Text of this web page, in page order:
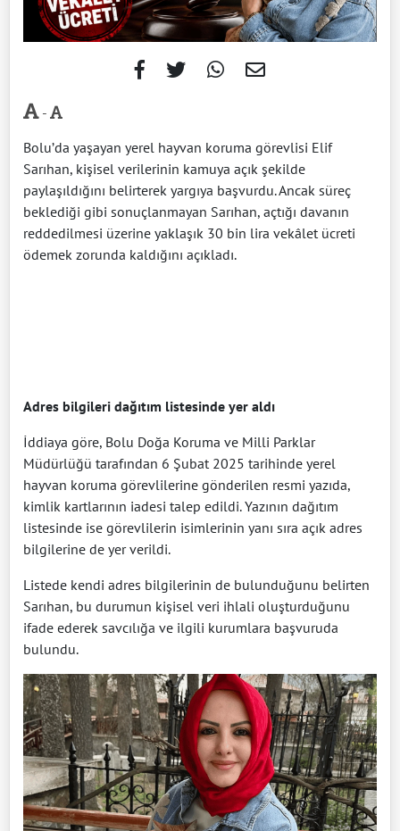
-
Bolu’da yaşayan yerel hayvan koruma görevlisi Elif
Sarıhan, kişisel verilerinin kamuya açık şekilde
paylaşıldığını belirterek yargıya başvurdu. Ancak süreç
beklediği gibi sonuçlanmayan Sarıhan, açtığı davanın
reddedilmesi üzerine yaklaşık 30 bin lira vekâlet ücreti
ödemek zorunda kaldığını açıkladı.
Adres bilgileri dağıtım listesinde yer aldı
İddiaya göre, Bolu Doğa Koruma ve Milli Parklar
Müdürlüğü tarafından 6 Şubat 2025 tarihinde yerel
hayvan koruma görevlilerine gönderilen resmi yazıda,
kimlik kartlarının iadesi talep edildi. Yazının dağıtım
listesinde ise görevlilerin isimlerinin yanı sıra açık adres
bilgilerine de yer verildi.
Listede kendi adres bilgilerinin de bulunduğunu belirten
Sarıhan, bu durumun kişisel veri ihlali oluşturduğunu
ifade ederek savcılığa ve ilgili kurumlara başvuruda
bulundu.